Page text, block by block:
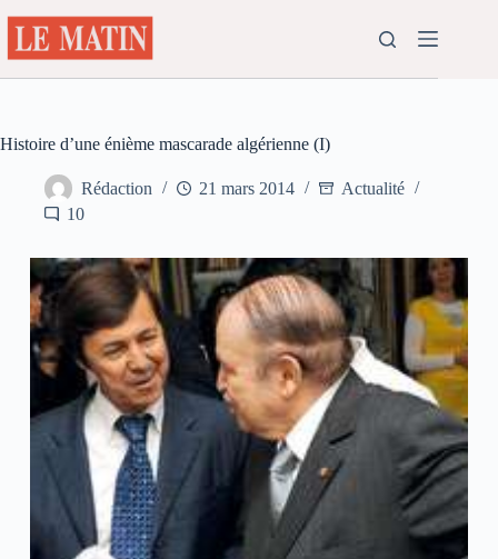
au
contenu
Histoire d’une énième mascarade algérienne (I)
Rédaction 21 mars 2014
Actualité
10